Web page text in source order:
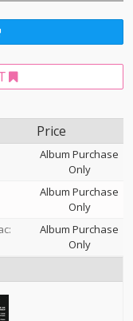
Price
Album Purchase
Only
Album Purchase
Only
Album Purchase
Only